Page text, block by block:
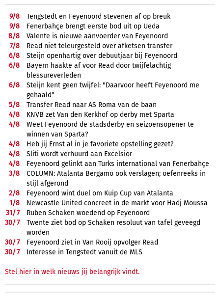
9/8
Tengstedt en Feyenoord stevenen af op breuk
9/8
Fenerbahçe brengt eerste bod uit op Ueda
8/8
Valente is nieuwe aanvoerder van Feyenoord
7/8
Read niet teleurgesteld over afketsen transfer
6/8
Steijn openhartig over debuutjaar bij Feyenoord
6/8
Bayern haakte af voor Read door twijfelachtig
blessureverleden
6/8
Steijn kent geen twijfel: "Daarvoor heeft Feyenoord me
gehaald"
5/8
Transfer Read naar AS Roma van de baan
4/8
KNVB zet Van den Kerkhof op derby met Sparta
4/8
Weet Feyenoord de stadsderby en seizoensopener te
winnen van Sparta?
4/8
Heb jij Ernst al in je favoriete opstelling gezet?
4/8
Sliti wordt verhuurd aan Excelsior
4/8
Feyenoord gelinkt aan Turks international van Fenerbahçe
3/8
COLUMN: Atalanta Bergamo ook verslagen; oefenreeks in
stijl afgerond
2/8
Feyenoord wint duel om Kuip Cup van Atalanta
1/8
Newcastle United concreet in de markt voor Hadj Moussa
31/7
Ruben Schaken woedend op Feyenoord
30/7
Twente ziet bod op Schaken resoluut van tafel geveegd
worden
30/7
Feyenoord ziet in Van Rooij opvolger Read
30/7 Interesse in Tengstedt vanuit de MLS
Stel hier in welk nieuws jij belangrijk vindt.